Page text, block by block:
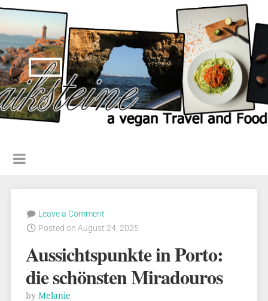
Leave a Comment
Posted on August 24, 2025
Aussichtspunkte in Porto:
die schönsten Miradouros
by Melanie